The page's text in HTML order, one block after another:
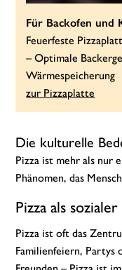
Für Backofen und
Feuerfeste
– Optimale
Wärmespeicherung
zur Pizzaplatte
Die kulturelle
Pizza ist mehr als nur
Phänomen, das
Pizza als
Pizza ist oft das
Familienfeiern, Partys